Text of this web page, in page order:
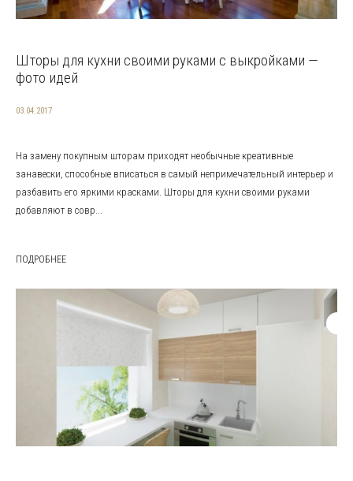
Шторы для кухни своими руками с выкройками —
фото идей
03.04.2017
На замену покупным шторам приходят необычные креативные
занавески, способные вписаться в самый непримечательный интерьер и
разбавить его яркими красками. Шторы для кухни своими руками
добавляют в совр...
ПОДРОБНЕЕ